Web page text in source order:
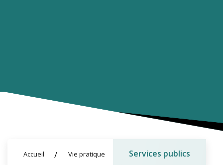
Accueil Vie pratique Services publics